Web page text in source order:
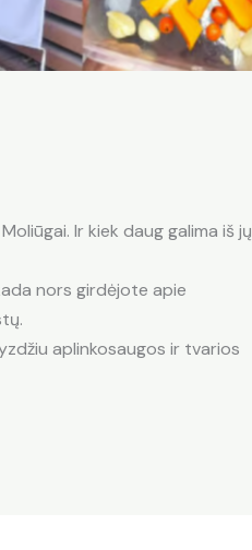
Ir kiek daug galima iš jų
nors girdėjote apie
aplinkosaugos ir tvarios